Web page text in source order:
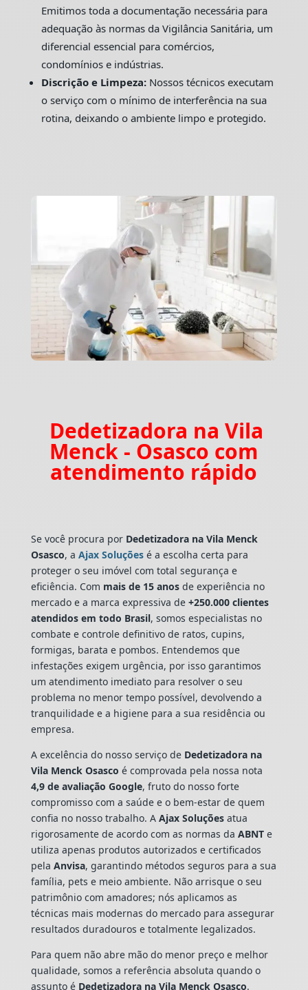
Emitimos toda a documentação necessária para
adequação às normas da Vigilância Sanitária, um
diferencial essencial para comércios,
condomínios e indústrias.
Discrição e Limpeza:Nossos técnicos executam
o serviço com o mínimo de interferência na sua
rotina, deixando o ambiente limpo e protegido.
Dedetizadora na Vila
Menck - Osasco com
atendimento rápido
Se você procura por Dedetizadora na Vila Menck
Osasco, a Ajax Soluçõesé a escolha certa para
proteger o seu imóvel com total segurança e
eficiência. Com mais de 15 anosde experiência no
mercado e a marca expressiva de+250.000 clientes
atendidos em todo Brasil, somos especialistas no
combate e controle definitivo de ratos, cupins,
formigas, barata e pombos. Entendemos que
infestações exigem urgência, por isso garantimos
um atendimento imediato para resolver o seu
problema no menor tempo possível, devolvendo a
tranquilidade e a higiene para a sua residência ou
empresa.
A excelência do nosso serviço de Dedetizadora na
Vila Menck Osasco é comprovada pela nossa nota
4,9 de avaliação Google, fruto do nosso forte
compromisso com a saúde e o bem-estar de quem
confia no nosso trabalho. A Ajax Soluçõesatua
rigorosamente de acordo com as normas da ABNTe
utiliza apenas produtos autorizados e certificados
pela Anvisa, garantindo métodos seguros para a sua
família, pets e meio ambiente. Não arrisque o seu
patrimônio com amadores; nós aplicamos as
técnicas mais modernas do mercado para assegurar
resultados duradouros e totalmente legalizados.
Para quem não abre mão do menor preço e melhor
qualidade, somos a referência absoluta quando o
assunto é Dedetizadora na Vila Menck Osasco.